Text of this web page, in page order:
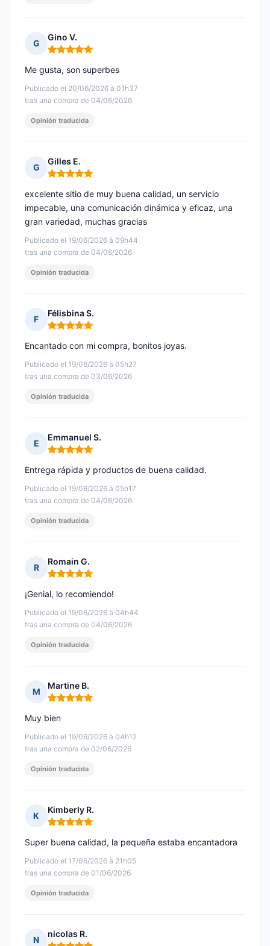
G
Gino V.
Nota: 5 de 5
Publicado el 20/06/2026 à 01h37
tras una compra de 04/06/2026
Me gusta, son superbes
Opinión traducida
G
Gilles E.
Nota: 5 de 5
Publicado el 19/06/2026 à 09h44
tras una compra de 04/06/2026
excelente sitio de muy buena calidad, un servicio
impecable, una comunicación dinámica y eficaz, una
gran variedad, muchas gracias
Opinión traducida
F
Félisbina S.
Nota: 5 de 5
Publicado el 19/06/2026 à 05h27
tras una compra de 03/06/2026
Encantado con mi compra, bonitos joyas.
Opinión traducida
E
Emmanuel S.
Nota: 5 de 5
Publicado el 19/06/2026 à 05h17
tras una compra de 04/06/2026
Entrega rápida y productos de buena calidad.
Opinión traducida
R
Romain G.
Nota: 5 de 5
Publicado el 19/06/2026 à 04h44
tras una compra de 04/06/2026
¡Genial, lo recomiendo!
Opinión traducida
M
Martine B.
Nota: 5 de 5
Publicado el 19/06/2026 à 04h12
tras una compra de 02/06/2026
Muy bien
Opinión traducida
K
Kimberly R.
Nota: 5 de 5
Publicado el 17/06/2026 à 21h05
tras una compra de 01/06/2026
Super buena calidad, la pequeña estaba encantadora
Opinión traducida
N
nicolas R.